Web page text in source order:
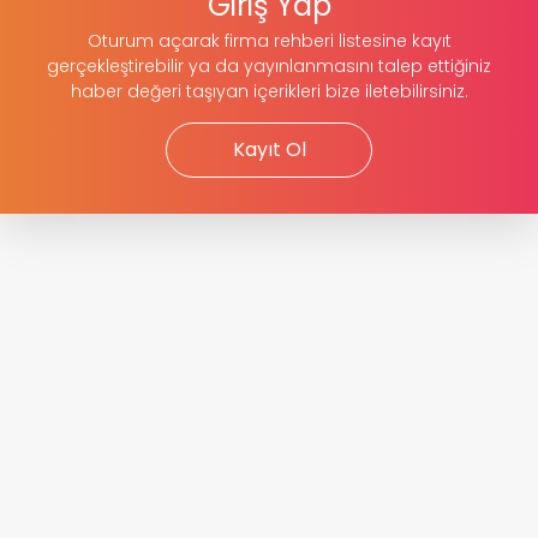
Oturum açarak firma rehberi listesine kayıt
gerçekleştirebilir ya da yayınlanmasını talep ettiğiniz
haber değeri taşıyan içerikleri bize iletebilirsiniz.
Kayıt Ol